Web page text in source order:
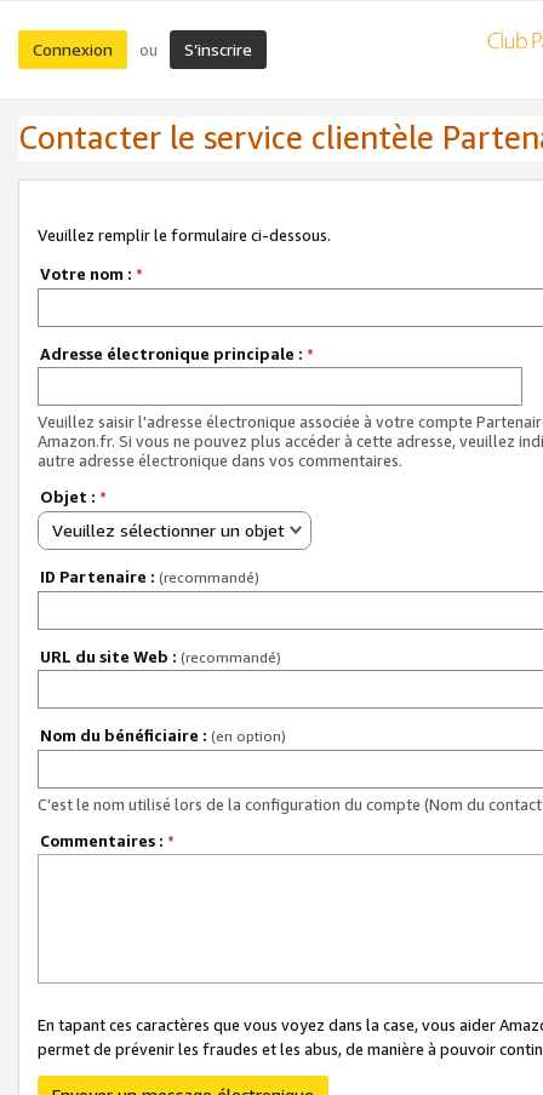
Connexion ou S’inscrire
Contacter le service clientèle
Veuillez remplir le formulaire ci-dessous.
Votre nom : *
Adresse électronique principale : *
Veuillez saisir l'adresse électronique associée à votre compte
Amazon.fr. Si vous ne pouvez plus accéder à cette adresse, veuillez
autre adresse électronique dans vos commentaires.
Objet : *
Veuillez sélectionner un objet
ID Partenaire : (recommandé)
URL du site Web : (recommandé)
Nom du bénéficiaire : (en option)
C'est le nom utilisé lors de la configuration du compte (Nom du
Commentaires : *
En tapant ces caractères que vous voyez dans la case, vous aider
permet de prévenir les fraudes et les abus, de manière à pouvoir